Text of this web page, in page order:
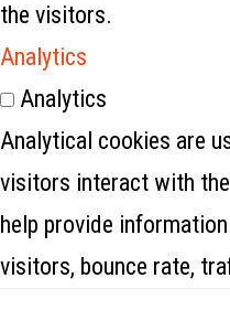
the visitors.
Analytics
Analytics
Analytical cookies are
visitors interact with
help provide
visitors, bounce rate,